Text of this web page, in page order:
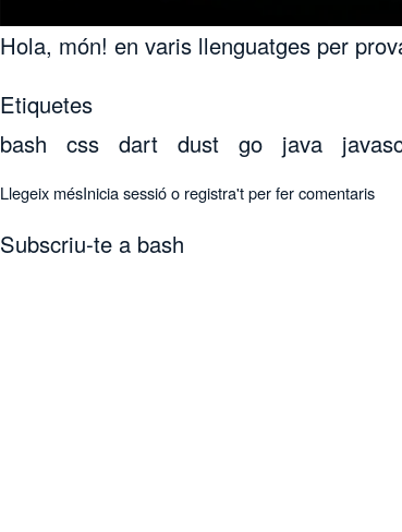
Hola, món! en varis llenguatges per
Etiquetes
bash
css dart dust go java
Llegeix méssobre Hola, món!
Inicia sessióo registra'tper fer comentaris
Subscriu-te a bash